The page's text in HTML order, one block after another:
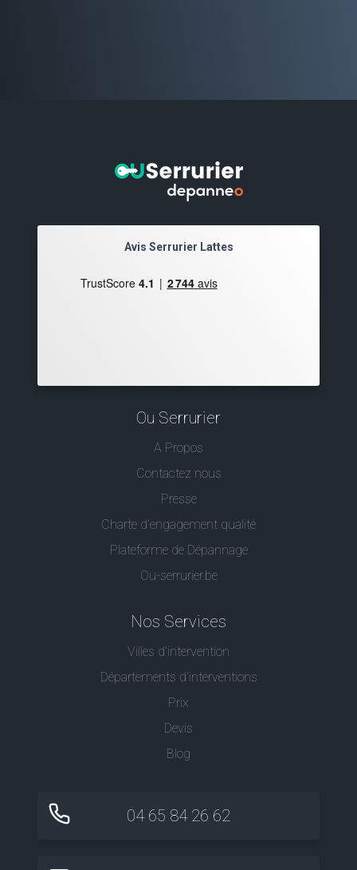
Avis Serrurier Lattes
Ou Serrurier
A Propos
Contactez nous
Presse
Charte d’engagement qualité
Plateforme de Dépannage
Ou-serrurier.be
Nos Services
Villes d'intervention
Départements d'interventions
Prix
Devis
Blog
04 65 84 26 62